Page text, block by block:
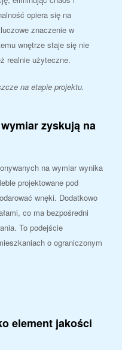
opiera się na
znaczenie w
wnętrze staje się nie
realnie użyteczne.
na etapie projektu.
zyskują na
na wymiar wynika
projektowane pod
wnęki. Dodatkowo
co ma bezpośredni
To podejście
o ograniczonym
element jakości